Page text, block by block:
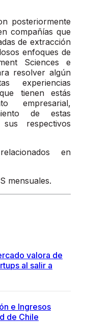
posteriormente
compañías que
de extracción
enfoques de
Sciences e
resolver algún
experiencias
tienen estás
empresarial,
de estas
respectivos
en
mensuales.
valora de
al salir a
e Ingresos
de Chile